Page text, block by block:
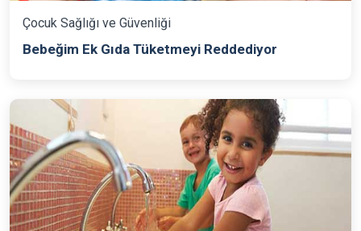
Çocuk Sağlığı ve Güvenliği
Bebeğim Ek Gıda Tüketmeyi Reddediyor